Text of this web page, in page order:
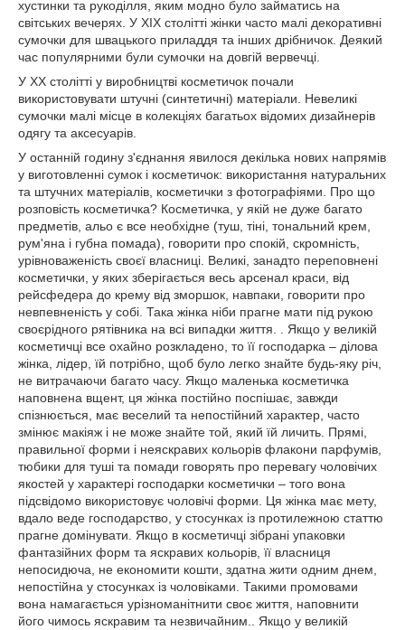
хустинки та рукоділля, яким модно було займатись на
світських вечерях. У ХІХ столітті жінки часто малі декоративні
сумочки для швацького приладдя та інших дрібничок. Деякий
час популярними були сумочки на довгій вервечці.
У ХХ столітті у виробництві косметичок почали
використовувати штучні (синтетичні) матеріали. Невеликі
сумочки малі місце в колекціях багатьох відомих дизайнерів
одягу та аксесуарів.
У останній годину з'єднання явилося декілька нових напрямів
у виготовленні сумок і косметичок: використання натуральних
та штучних матеріалів, косметички з фотографіями. Про що
розповість косметичка? Косметичка, у якій не дуже багато
предметів, альо є все необхідне (туш, тіні, тональний крем,
рум'яна і губна помада), говорити про спокій, скромність,
урівноваженість своєї власниці. Великі, занадто переповнені
косметички, у яких зберігається весь арсенал краси, від
рейсфедера до крему від зморшок, навпаки, говорити про
невпевненість у собі. Така жінка ніби прагне мати під рукою
своєрідного рятівника на всі випадки життя. . Якщо у великій
косметичці все охайно розкладено, то її господарка – ділова
жінка, лідер, їй потрібно, щоб було легко знайте будь-яку річ,
не витрачаючи багато часу. Якщо маленька косметичка
наповнена вщент, ця жінка постійно поспішає, завжди
спізнюється, має веселий та непостійний характер, часто
змінює макіяж і не може знайте той, який їй личить. Прямі,
правильної форми і неяскравих кольорів флакони парфумів,
тюбики для туші та помади говорять про перевагу чоловічих
якостей у характері господарки косметички – того вона
підсвідомо використовує чоловічі форми. Ця жінка має мету,
вдало веде господарство, у стосунках із протилежною статтю
прагне домінувати. Якщо в косметичці зібрані упаковки
фантазійних форм та яскравих кольорів, її власниця
непосидюча, не економити кошти, здатна жити одним днем,
непостійна у стосунках із чоловіками. Такими промовами
вона намагається урізноманітнити своє життя, наповнити
його чимось яскравим та незвичайним.. Якщо у великій